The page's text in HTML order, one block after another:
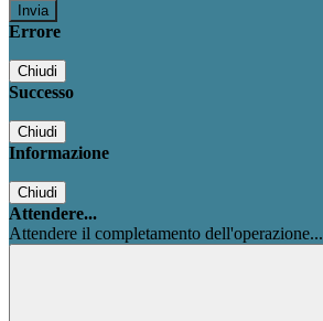
Errore
Chiudi
Successo
Chiudi
Informazione
Chiudi
Attendere...
Attendere il completamento dell'operazione...